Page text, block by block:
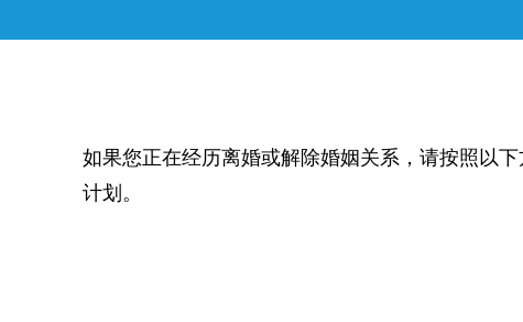
如果您正在经历离婚或解除婚姻关系，请按照以
计划。